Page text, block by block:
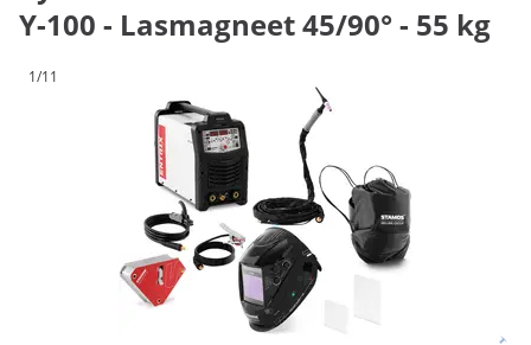
Y-100 - Lasmagneet 45/90° - 55 kg
1/11